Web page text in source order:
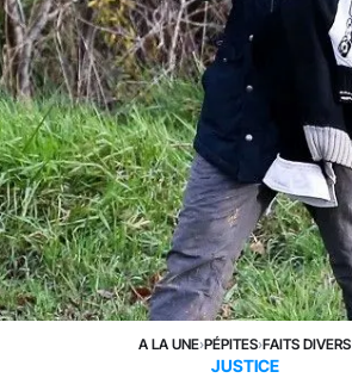
A LA UNE›PÉPITES›FAITS DIVERS
JUSTICE